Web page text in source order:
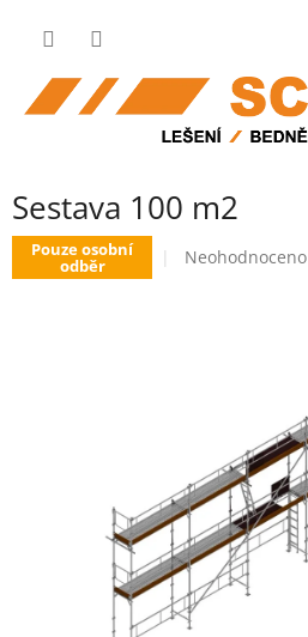
Sestava 100 m2
Pouze osobní
odběr
Průměrné
Neohodnoceno